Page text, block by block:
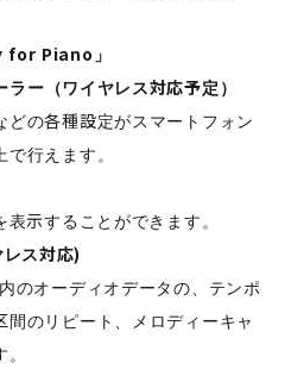
for Piano」
ー（ワイヤレス対応予定）
どの各種設定がスマートフォン
行えます。
示することができます。
ス対応)
のオーディオデータの、テンポ
のリピート、メロディーキャ